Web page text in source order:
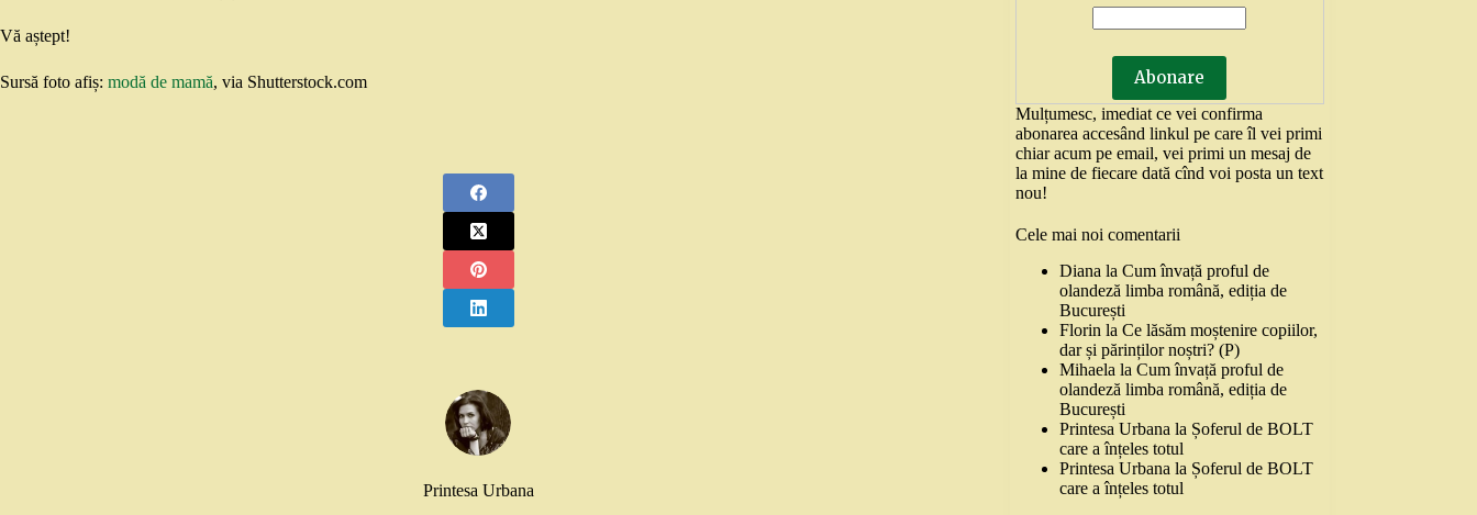
Vă aștept!
Sursă foto afiș: modă de mamă, via Shutterstock.com
Printesa Urbana
Mulțumesc, imediat ce vei confirma
abonarea accesând linkul pe care îl vei primi
chiar acum pe email, vei primi un mesaj de
la mine de fiecare dată cînd voi posta un text
nou!
Cele mai noi comentarii
Diana laCum învață proful de
olandeză limba română, ediția de
București
Florin laCe lăsăm moștenire copiilor,
dar și părinților noștri? (P)
Mihaela laCum învață proful de
olandeză limba română, ediția de
București
Printesa Urbana la Șoferul de BOLT
care a înțeles totul
Printesa Urbana la Șoferul de BOLT
care a înțeles totul